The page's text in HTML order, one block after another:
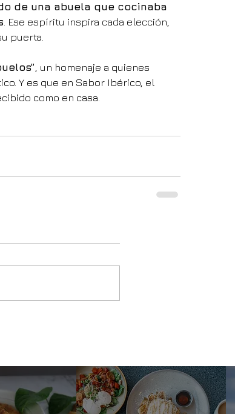
de una abuela que cocinaba
. Ese espíritu inspira cada elección,
puerta.
, un homenaje a quienes
Y es que en Sabor Ibérico, el
como en casa.